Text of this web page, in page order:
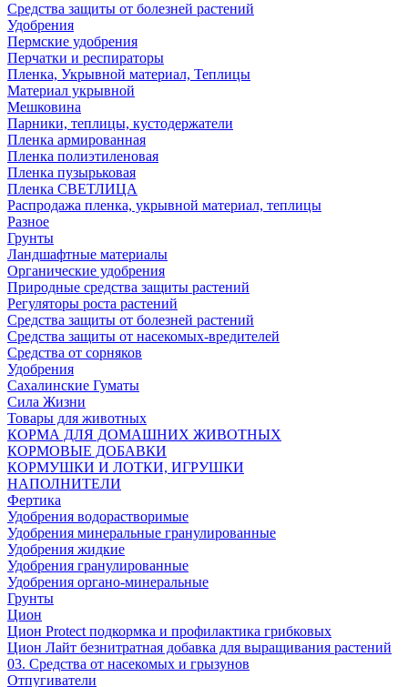
Средства защиты от болезней растений
Удобрения
Пермские удобрения
Перчатки и респираторы
Пленка, Укрывной материал, Теплицы
Материал укрывной
Мешковина
Парники, теплицы, кустодержатели
Пленка армированная
Пленка полиэтиленовая
Пленка пузырьковая
Пленка СВЕТЛИЦА
Распродажа пленка, укрывной материал, теплицы
Разное
Грунты
Ландшафтные материалы
Органические удобрения
Природные средства защиты растений
Регуляторы роста растений
Средства защиты от болезней растений
Средства защиты от насекомых-вредителей
Средства от сорняков
Удобрения
Сахалинские Гуматы
Сила Жизни
Товары для животных
КОРМА ДЛЯ ДОМАШНИХ ЖИВОТНЫХ
КОРМОВЫЕ ДОБАВКИ
КОРМУШКИ И ЛОТКИ, ИГРУШКИ
НАПОЛНИТЕЛИ
Фертика
Удобрения водорастворимые
Удобрения минеральные гранулированные
Удобрения жидкие
Удобрения гранулированные
Удобрения органо-минеральные
Грунты
Цион
Цион Protect подкормка и профилактика грибковых
Цион Лайт безнитратная добавка для выращивания растений
03. Средства от насекомых и грызунов
Отпугиватели